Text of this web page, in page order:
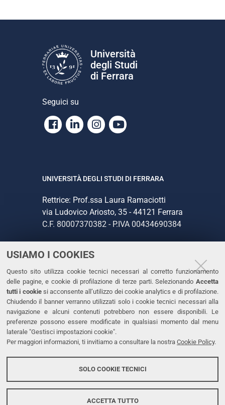
USIAMO I COOKIES
Questo sito utilizza cookie tecnici necessari al corretto funzionamento
delle pagine, e cookie di profilazione di terze parti. Selezionando Accetta
tutti i cookiesi acconsente all’utilizzo dei cookie analytics e di profilazione.
Chiudendo il banner verranno utilizzati solo i cookie tecnici necessari alla
navigazione e alcuni contenuti potrebbero non essere disponibili. Le
preferenze possono essere modificate in qualsiasi momento dal menu
laterale "Gestisci impostazioni cookie".
Per maggiori informazioni, ti invitiamo a consultare la nostra Cookie Policy.
SOLO COOKIE TECNICI
ACCETTA TUTTO
Università
degli Studi
di Ferrara
Seguici su
Facebook
LinkedinInstagram
Youtube
UNIVERSITÀ DEGLI STUDI DI FERRARA
Rettrice: Prof.ssa Laura Ramaciotti
via Ludovico Ariosto, 35 - 44121 Ferrara
C.F. 80007370382 - P.IVA 00434690384
CONTATTI
Tel. +39 0532 293111
Fax. +39 0532 293031
PEC
LINKS
Dichiarazione di accessibilità
Protezione dati personali